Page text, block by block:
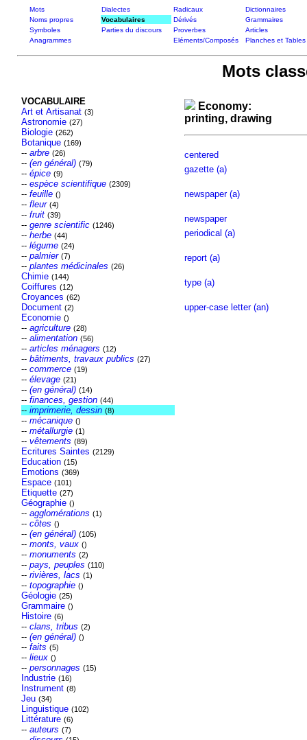
Mots Dialectes Radicaux
Dictionnaires
Noms propres
Vocabulaires Dérivés
Grammaires
Symboles
Parties du discours Proverbes
Articles
Anagrammes
Eléments/Composés Planches et Tables
Mots
VOCABULAIRE
Art et Artisanat (3)
Astronomie (27)
Biologie (262)
Botanique (169)
-- arbre (26)
-- (en général) (79)
-- épice (9)
-- espèce scientifique (2309)
-- feuille ()
-- fleur (4)
-- fruit (39)
-- genre scientific (1246)
-- herbe (44)
-- légume (24)
-- palmier (7)
-- plantes médicinales (26)
Chimie (144)
Coiffures (12)
Croyances (62)
Document (2)
Economie ()
-- agriculture (28)
-- alimentation (56)
-- articles ménagers (12)
-- bâtiments, travaux publics (27)
-- commerce (19)
-- élevage (21)
-- (en général) (14)
-- finances, gestion (44)
-- imprimerie, dessin (8)
-- mécanique ()
-- métallurgie (1)
-- vêtements (89)
Ecritures Saintes (2129)
Education (15)
Emotions (369)
Espace (101)
Etiquette (27)
Géographie ()
-- agglomérations (1)
-- côtes ()
-- (en général) (105)
-- monts, vaux ()
-- monuments (2)
-- pays, peuples (110)
-- rivières, lacs (1)
-- topographie ()
Géologie (25)
Grammaire ()
Histoire (6)
-- clans, tribus (2)
-- (en général) ()
-- faits (5)
-- lieux ()
-- personnages (15)
Industrie (16)
Instrument (8)
Jeu (34)
Linguistique (102)
Littérature (6)
-- auteurs (7)
Economy:
printing, drawing
centered
gazette (a)
newspaper (a)
newspaper
periodical (a)
report (a)
type (a)
upper-case letter (an)